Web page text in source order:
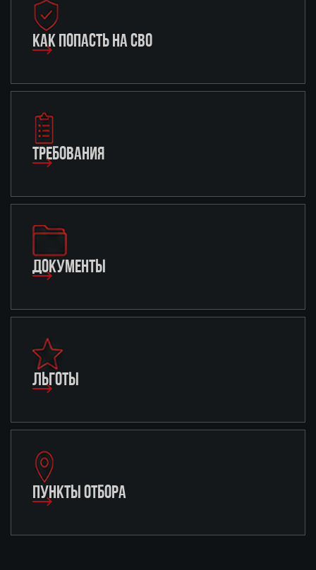
КАК ПОПАСТЬ НА СВО
ТРЕБОВАНИЯ
ДОКУМЕНТЫ
ЛЬГОТЫ
ПУНКТЫ ОТБОРА